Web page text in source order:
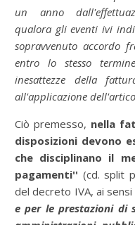
un anno
qualora gli eventi ivi
sopravvenuto accordo
entro lo stesso
inesattezze della
all'applicazione
Ciò premesso, nella
disposizioni devono
che disciplinano il
pagamenti'' (cd. split
del decreto IVA, ai sensi
e per le prestazioni di